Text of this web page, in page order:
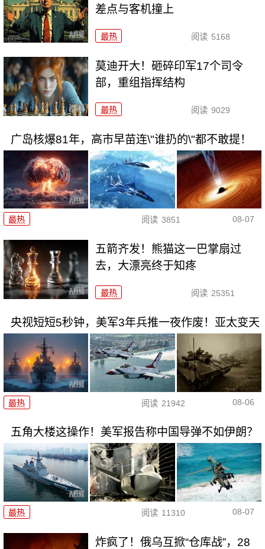
差点与客机撞上
最热 阅读 5168
莫迪开大！砸碎印军17个司令
部，重组指挥结构
最热 阅读 9029
广岛核爆81年，高市早苗连\"谁扔的\"都不敢提！
最热 阅读 3851 08-07
五箭齐发！熊猫这一巴掌扇过
去，大漂亮终于知疼
最热 阅读 25351
央视短短5秒钟，美军3年兵推一夜作废！亚太变天
最热 阅读 21942 08-06
五角大楼这操作！美军报告称中国导弹不如伊朗？
最热 阅读 11310 08-07
炸疯了！俄乌互掀“仓库战”，28